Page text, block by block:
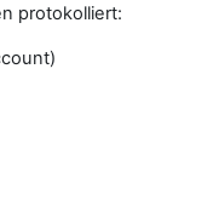
protokolliert: